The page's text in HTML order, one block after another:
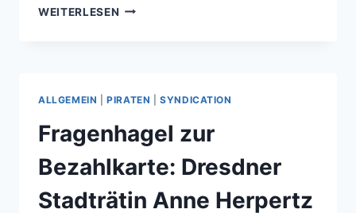
WEITERLESEN WIE
DATEIFORMATE
DRESDNER
VERWALTUNG?
ALLGEMEIN |PIRATEN |SYNDICATION
Fragenhagel zur
Bezahlkarte: Dresdner
Stadträtin Anne Herpertz